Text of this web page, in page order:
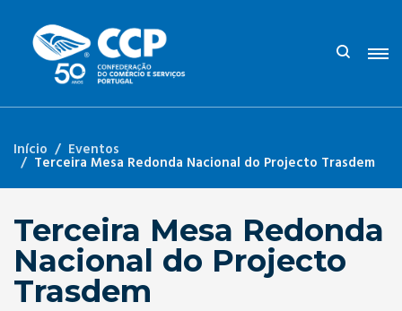
Início Eventos
Terceira Mesa Redonda Nacional do Projecto Trasdem
Terceira Mesa Redonda
Nacional do Projecto
Trasdem